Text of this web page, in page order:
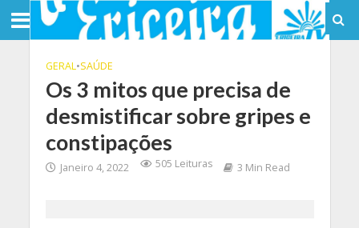
GERAL•SAÚDE
Os 3 mitos que precisa de
desmistificar sobre gripes e
constipações
Janeiro 4, 2022 505 Leituras 3 Min Read